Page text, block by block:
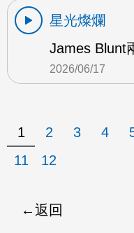
星光燦爛
James Blunt
2026/06/17
1 2 3 4
11
12
返回